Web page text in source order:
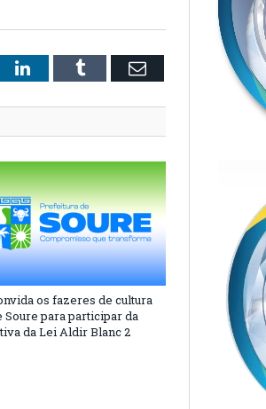
LinkedInTumblr Email
os fazeres de cultura
Soure para participar da
da Lei Aldir Blanc 2